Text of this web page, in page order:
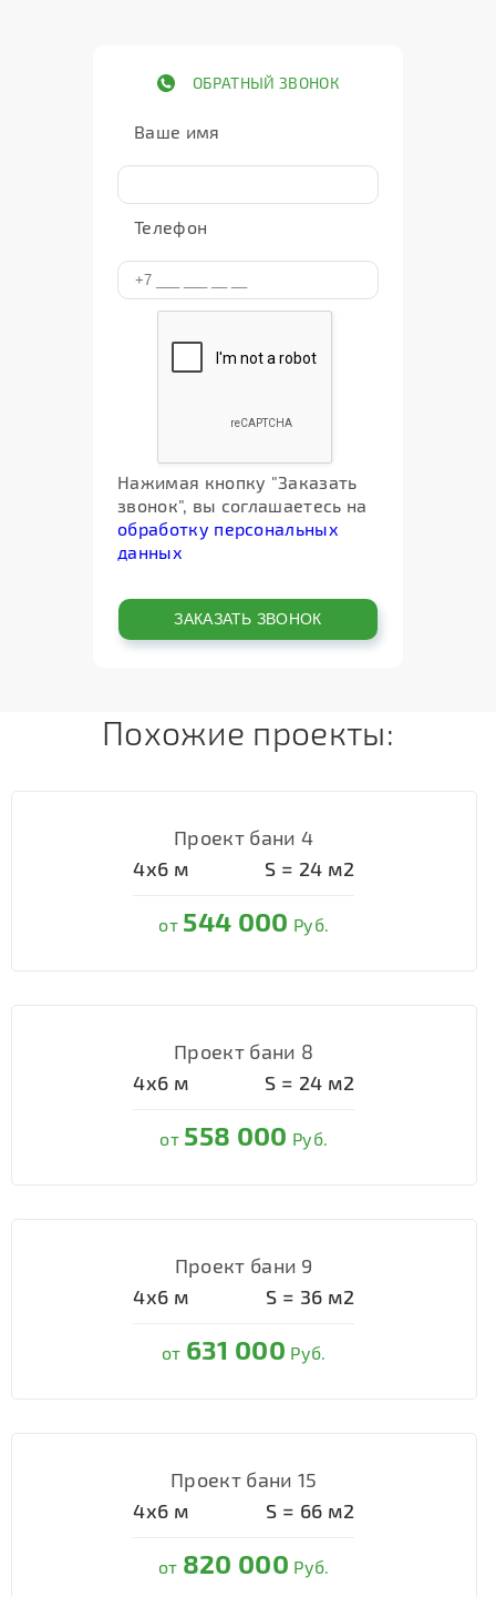
ОБРАТНЫЙ ЗВОНОК
Ваше имя
Телефон
Нажимая кнопку "Заказать
звонок", вы соглашаетесь на
обработку персональных
данных
Похожие проекты:
Проект бани 4
4х6 м S = 24 м2
от 544 000 Руб.
Проект бани 8
4х6 м S = 24 м2
от 558 000 Руб.
Проект бани 9
4х6 м S = 36 м2
от 631 000 Руб.
Проект бани 15
4х6 м S = 66 м2
от 820 000 Руб.